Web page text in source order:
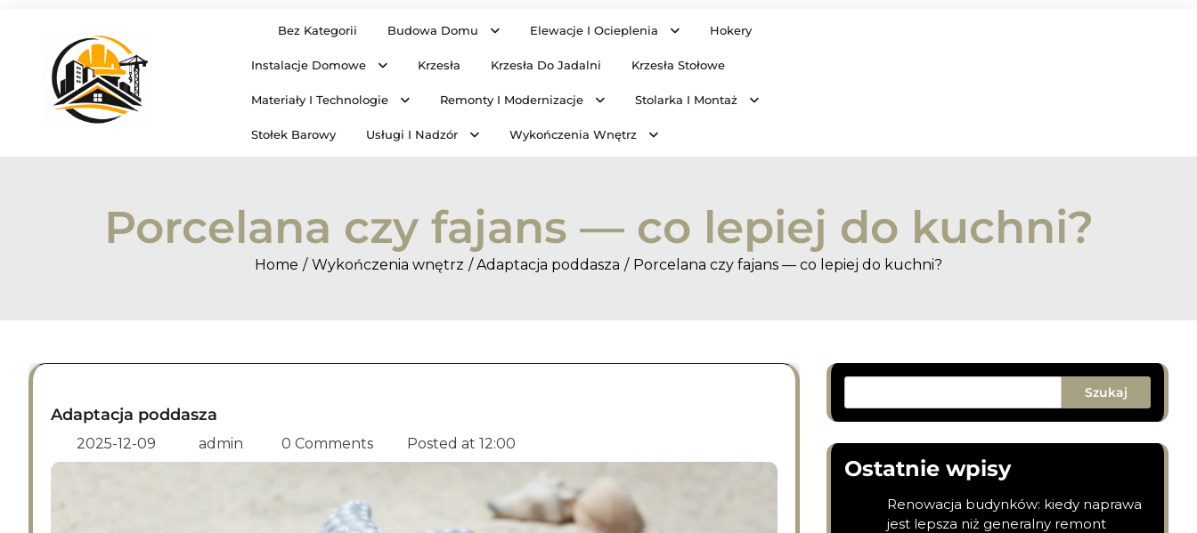
content
Bez Kategorii Budowa Domu Elewacje I Ocieplenia Hokery
Instalacje Domowe Krzesła Krzesła Do Jadalni Krzesła Stołowe
Materiały I Technologie Remonty I Modernizacje Stolarka I Montaż
Stołek Barowy Usługi I Nadzór Wykończenia Wnętrz
Porcelana czy fajans — co lepiej do kuchni?
Home Wykończenia wnętrz Adaptacja poddasza Porcelana czy fajans — co lepiej do kuchni?
Adaptacja poddasza
2025-12-09 admin 0 Comments Posted at 12:00
Szukaj
Ostatnie wpisy
Renowacja budynków: kiedy naprawa
jest lepsza niż generalny remont